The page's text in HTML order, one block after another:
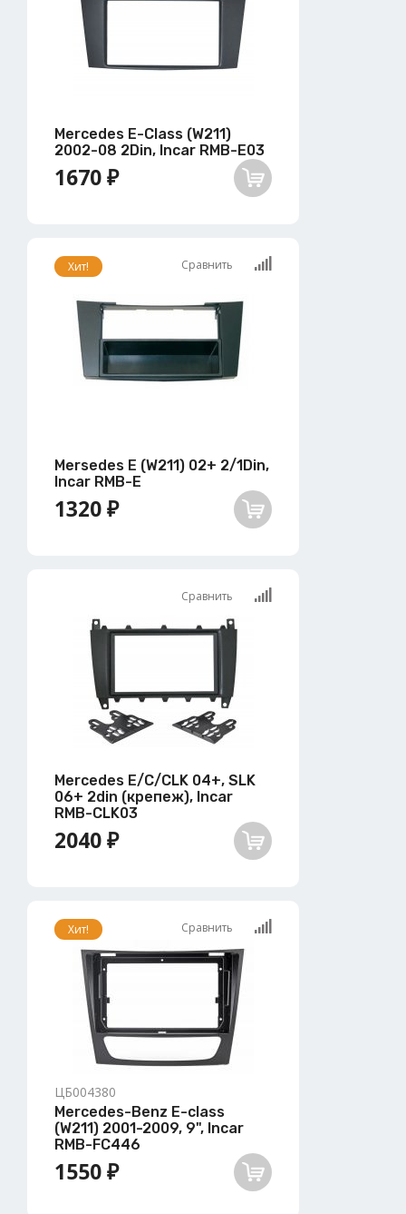
Mercedes E-Class (W211)
2002-08 2Din, Incar RMB-E03
1670 ₽
Хит! Сравнить
Mersedes E (W211) 02+ 2/1Din,
Incar RMB-E
1320 ₽
Сравнить
Mercedes E/C/CLK 04+, SLK
06+ 2din (крепеж), Incar
RMB-CLK03
2040 ₽
Хит! Сравнить
ЦБ004380
Mercedes-Benz E-class
(W211) 2001-2009, 9", Incar
RMB-FC446
1550 ₽